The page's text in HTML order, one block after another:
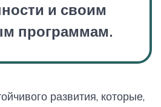
и своим
программам.
развития, которые,